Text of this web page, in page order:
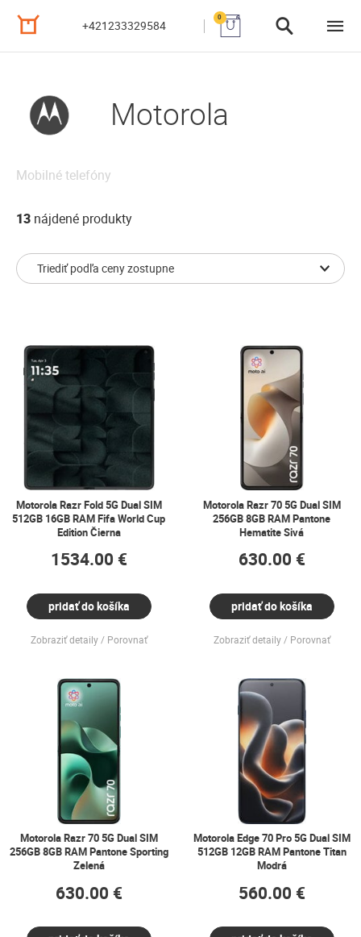
+421233329584
0
Motorola
Mobilné telefóny
13 nájdené produkty
Motorola Razr Fold 5G Dual SIM
512GB 16GB RAM Fifa World Cup
Edition Čierna
1534.00 €
pridať do košíka
Zobraziť detaily Porovnať
Motorola Razr 70 5G Dual SIM
256GB 8GB RAM Pantone
Hematite Sivá
630.00 €
pridať do košíka
Zobraziť detaily Porovnať
Motorola Razr 70 5G Dual SIM
256GB 8GB RAM Pantone Sporting
Zelená
630.00 €
Motorola Edge 70 Pro 5G Dual SIM
512GB 12GB RAM Pantone Titan
Modrá
560.00 €